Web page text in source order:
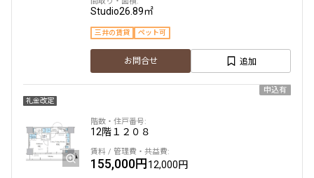
お問合せ
1K23.41㎡
Studio26.89㎡
三井の賃貸 ペット可
お問合せ 追加
礼金改定
申込有
12階１２０８
155,000円12,000円